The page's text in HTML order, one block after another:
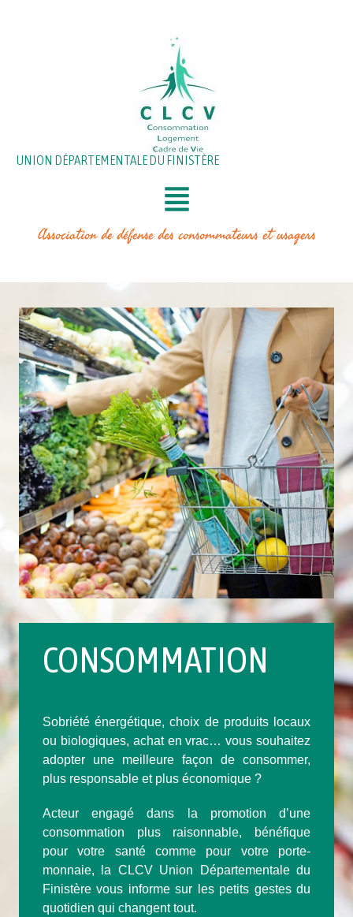
UNION DÉPARTEMENTALE DU FINISTÈRE
Association de défense des consommateurs et usagers
CONSOMMATION
Sobriété énergétique, choix de produits locaux
ou biologiques, achat en vrac… vous souhaitez
adopter une meilleure façon de consommer,
plus responsable et plus économique ?
Acteur engagé dans la promotion d’une
consommation plus raisonnable, bénéfique
pour votre santé comme pour votre porte-
monnaie, la CLCV Union Départementale du
Finistère vous informe sur les petits gestes du
quotidien qui changent tout.